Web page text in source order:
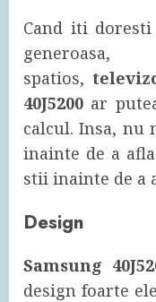
Cand iti
spatios,
40J5200 ar
calcul. Insa, nu
inainte de a
stii inainte de a
Design
Samsung
design foarte